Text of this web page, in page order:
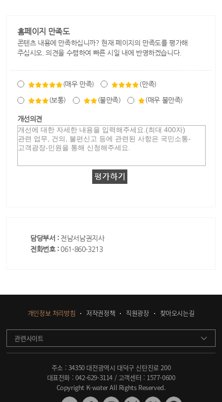
홈페이지 만족도
콘텐츠 내용에 만족하십니까? 현재 페이지의 만족도를 평가해
주십시오. 의견을 수렴하여 빠른 시일 내에 반영하겠습니다.
(매우 만족) (만족)
(보통) (불만족) (매우 불만족)
개선의견
담당부서 : 전남서남권지사
전화번호 : 061-860-3213
개인정보 처리방침 저작권정책 직원광장 찾아오시는길
관련사이트
주소 : 34350 대전광역시 대덕구 신탄진로 200
대표전화 : 042-629-3114 / 고객센터 : 1577-0600
Copyright K-water All Rights Reserved.